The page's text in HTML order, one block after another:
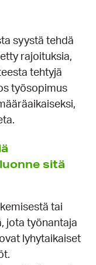
syystä tehdä
rajoituksia,
tehtyjä
työsopimus
sitä
tai
jota työnantaja
lyhytaikaiset